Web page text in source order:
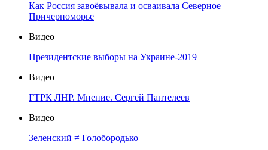
Как Россия завоёвывала и осваивала Северное
Причерноморье
Видео
Президентские выборы на Украине-2019
Видео
ГТРК ЛНР. Мнение. Сергей Пантелеев
Видео
Зеленский ≠ Голобородько